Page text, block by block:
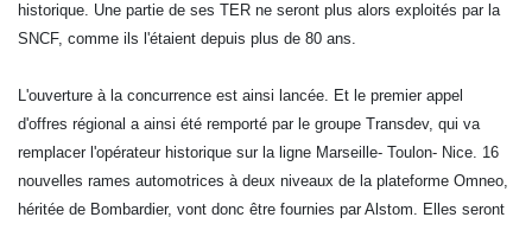
historique. Une partie de ses TER ne seront plus alors exploités par la
SNCF, comme ils l'étaient depuis plus de 80 ans.
L'ouverture à la concurrence est ainsi lancée. Et le premier appel
d'offres régional a ainsi été remporté par le groupe Transdev, qui va
remplacer l'opérateur historique sur la ligne Marseille- Toulon- Nice. 16
nouvelles rames automotrices à deux niveaux de la plateforme Omneo,
héritée de Bombardier, vont donc être fournies par Alstom. Elles seront